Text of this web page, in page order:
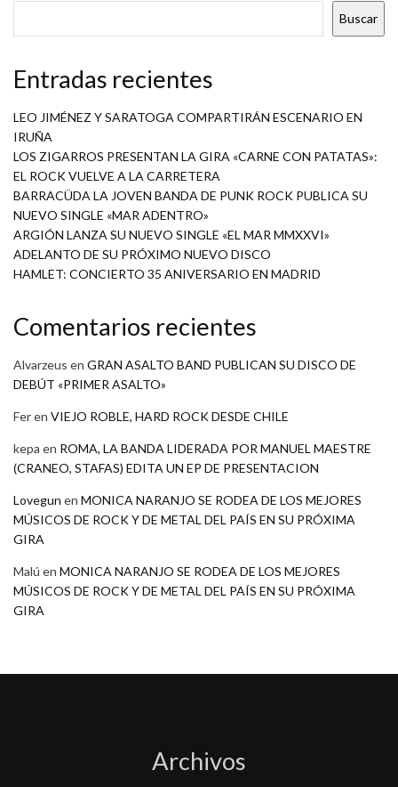
Buscar
Entradas recientes
LEO JIMÉNEZ Y SARATOGA COMPARTIRÁN ESCENARIO EN
IRUÑA
LOS ZIGARROS PRESENTAN LA GIRA «CARNE CON PATATAS»:
EL ROCK VUELVE A LA CARRETERA
BARRACÜDA LA JOVEN BANDA DE PUNK ROCK PUBLICA SU
NUEVO SINGLE «MAR ADENTRO»
ARGIÓN LANZA SU NUEVO SINGLE «EL MAR MMXXVI»
ADELANTO DE SU PRÓXIMO NUEVO DISCO
HAMLET: CONCIERTO 35 ANIVERSARIO EN MADRID
Comentarios recientes
Alvarzeus en GRAN ASALTO BAND PUBLICAN SU DISCO DE
DEBÚT «PRIMER ASALTO»
Feren VIEJO ROBLE, HARD ROCK DESDE CHILE
kepa en ROMA, LA BANDA LIDERADA POR MANUEL MAESTRE
(CRANEO, STAFAS) EDITA UN EP DE PRESENTACION
Lovegun en MONICA NARANJO SE RODEA DE LOS MEJORES
MÚSICOS DE ROCK Y DE METAL DEL PAÍS EN SU PRÓXIMA
GIRA
Malú en MONICA NARANJO SE RODEA DE LOS MEJORES
MÚSICOS DE ROCK Y DE METAL DEL PAÍS EN SU PRÓXIMA
GIRA
Archivos